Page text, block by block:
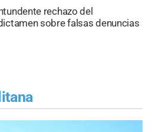
rechazo del
sobre falsas denuncias